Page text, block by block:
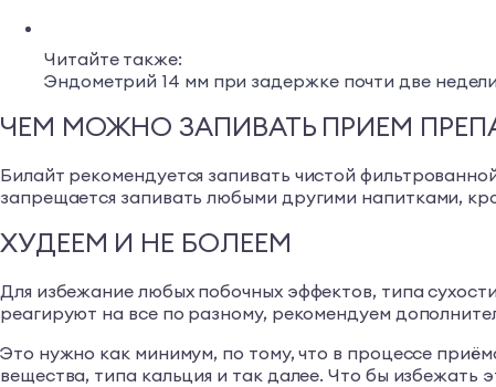
Читайте также:
Эндометрий 14 мм при задержке почти две недели
ЧЕМ МОЖНО ЗАПИВАТЬ ПРИЕМ
Билайт рекомендуется запивать чистой
запрещается запивать любыми другими напитками,
ХУДЕЕМ И НЕ БОЛЕЕМ
Для избежание любых побочных эффектов, типа
реагируют на все по разному, рекомендуем
Это нужно как минимум, по тому, что в процессе
вещества, типа кальция и так далее. Что бы